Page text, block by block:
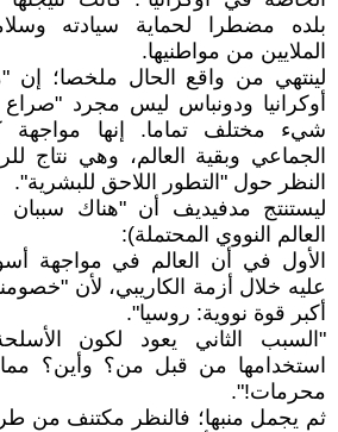
بلده مضطرا لحماية سيادته
الملايين من مواطنيها.
لينتهي من واقع الحال ملخصا؛ إن
أوكرانيا ودونباس ليس مجرد "صراع
شيء مختلف تماما. إنها مواجهة
الجماعي وبقية العالم، وهي نتاج
النظر حول "التطور اللاحق للبشرية".
ليستنتج مدفيديف أن "هناك سببان
العالم النووي المحتملة):
الأول في أن العالم في مواجهة
عليه خلال أزمة الكاريبي، لأن
أكبر قوة نووية: روسيا".
"السبب الثاني يعود لكون
استخدامها من قبل من؟ وأين؟ مما
محرمات!".
ثم يجمل منبها؛ فالنظر مكتنف من